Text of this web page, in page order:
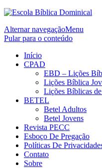
Alternar navegaçãoMenu
Pular para o conteúdo
Início
CPAD
EBD – Lições
Lições Bíblica
Lições Bíblicas
BETEL
Betel Adultos
Betel Jovens
Revista PECC
Esboço De Pregação
Políticas De
Contato
Sobre